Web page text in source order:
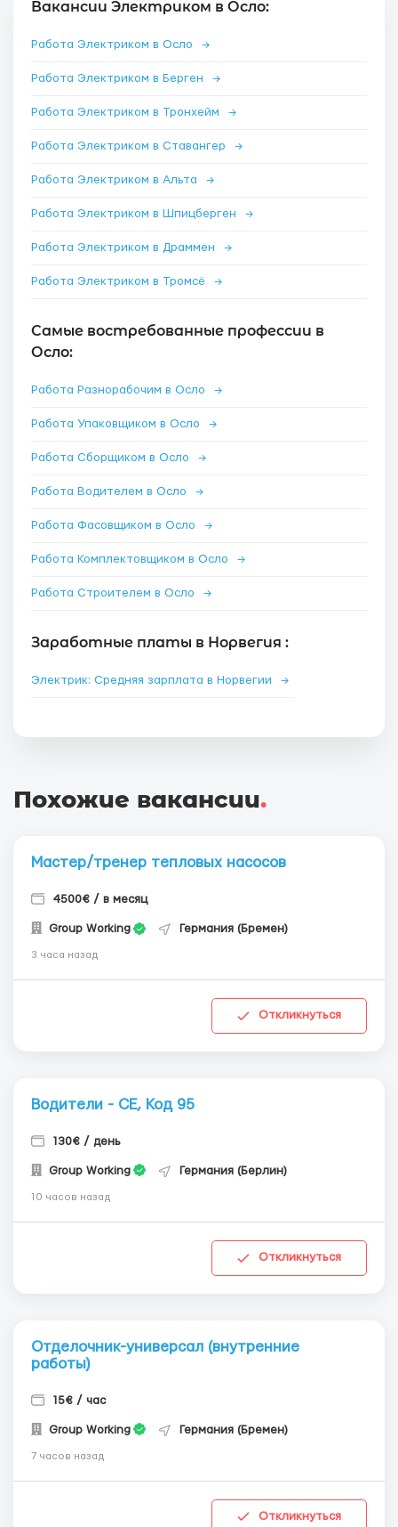
Вакансии Электриком в Осло:
Работа Электриком в Осло →
Работа Электриком в Берген →
Работа Электриком в Тронхейм →
Работа Электриком в Ставангер →
Работа Электриком в Альта →
Работа Электриком в Шпицберген →
Работа Электриком в Драммен →
Работа Электриком в Тромсё →
Самые востребованные профессии в
Осло:
Работа Разнорабочим в Осло →
Работа Упаковщиком в Осло →
Работа Сборщиком в Осло →
Работа Водителем в Осло →
Работа Фасовщиком в Осло →
Работа Комплектовщиком в Осло →
Работа Строителем в Осло →
Заработные платы в Норвегия :
Электрик: Средняя зарплата в Норвегии →
Похожие вакансии.
Мастер/тренер тепловых насосов
4500€ / в месяц
Group Working Германия (Бремен)
3 часа назад
Откликнуться
Водители - СЕ, Код 95
130€ / день
Group Working Германия (Берлин)
10 часов назад
Откликнуться
Отделочник-универсал (внутренние
работы)
15€ / час
Group Working Германия (Бремен)
7 часов назад
Откликнуться